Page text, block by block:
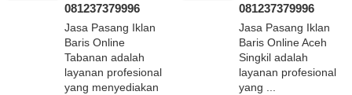
081237379996
Jasa Pasang Iklan
Baris Online
Tabanan adalah
layanan profesional
yang menyediakan
081237379996
Jasa Pasang Iklan
Baris Online Aceh
Singkil adalah
layanan profesional
yang ...